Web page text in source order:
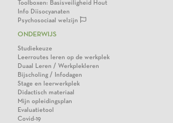
Toolboxen: Basisveiligheid Hout
Info Diisocyanaten
Psychosociaal welzijn
ONDERWIJS
Studiekeuze
Leerroutes leren op de werkplek
Duaal Leren / Werkplekleren
Bijscholing / Infodagen
Stage en leerwerkplek
Didactisch materiaal
Mijn opleidingsplan
Evaluatietool
Covid-19